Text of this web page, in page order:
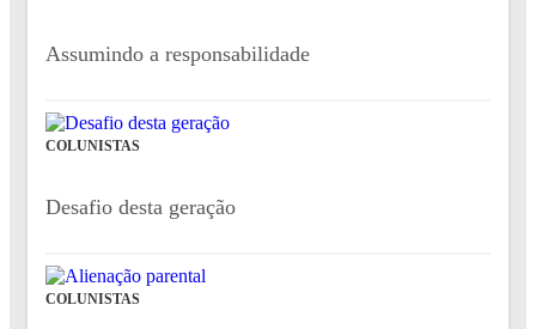
Assumindo a responsabilidade
COLUNISTAS
Desafio desta geração
COLUNISTAS